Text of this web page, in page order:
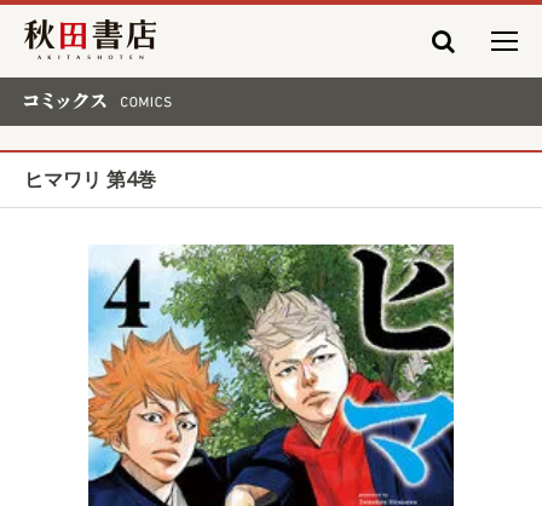
秋田書店
ヒマワリ 第4巻